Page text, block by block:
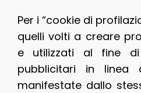
Per i “cookie di
quelli volti a creare
e utilizzati al fine di
pubblicitari in linea
manifestate dallo